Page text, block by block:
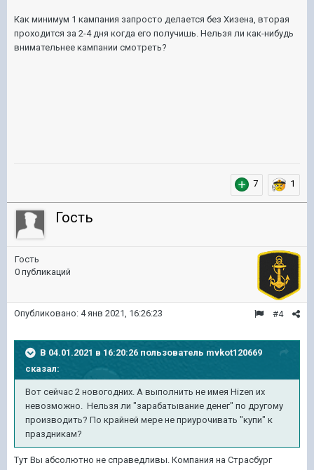
Как минимум 1 кампания запросто делается без Хизена, вторая
проходится за 2-4 дня когда его получишь. Нельзя ли как-нибудь
внимательнее кампании смотреть?
7 1
Гость
Гость
0 публикаций
#4
Опубликовано: 4 янв 2021, 16:26:23
В 04.01.2021 в 16:20:26 пользователь mvkot120669
сказал:
Вот сейчас 2 новогодних. А выполнить не имея Hizen их
невозможно. Нельзя ли "зарабатывание денег" по другому
производить? По крайней мере не приурочивать "купи" к
праздникам?
Тут Вы абсолютно не справедливы. Компания на Страсбург